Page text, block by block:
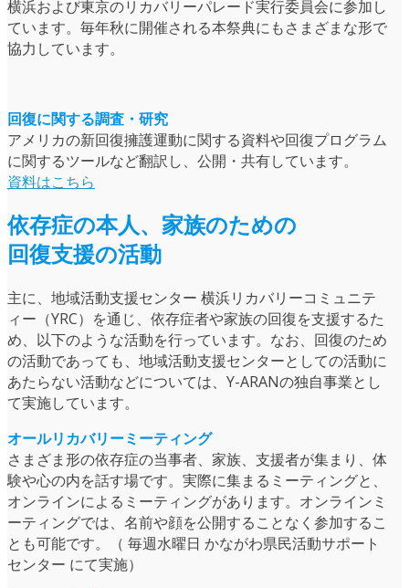
横浜および東京のリカバリーパレード実行委員会に参加し
ています。毎年秋に開催される本祭典にもさまざまな形で
協力しています。
回復に関する調査・研究
アメリカの新回復擁護運動に関する資料や回復プログラム
に関するツールなど翻訳し、公開・共有しています。
資料はこちら
依存症の本人、家族のための
回復支援の活動
主に、地域活動支援センター 横浜リカバリーコミュニテ
ィー（YRC）を通じ、依存症者や家族の回復を支援するた
め、以下のような活動を行っています。なお、回復のため
の活動であっても、地域活動支援センターとしての活動に
あたらない活動などについては、Y-ARANの独自事業とし
て実施しています。
オールリカバリーミーティング
さまざま形の依存症の当事者、家族、支援者が集まり、体
験や心の内を話す場です。実際に集まるミーティングと、
オンラインによるミーティングがあります。オンラインミ
ーティングでは、名前や顔を公開することなく参加するこ
とも可能です。（ 毎週水曜日 かながわ県民活動サポート
センター にて実施）